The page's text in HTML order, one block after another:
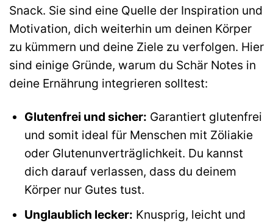
Snack. Sie sind eine Quelle der Inspiration und
Motivation, dich weiterhin um deinen Körper
zu kümmern und deine Ziele zu verfolgen. Hier
sind einige Gründe, warum du Schär Notes in
deine Ernährung integrieren solltest:
Glutenfrei und sicher: Garantiert glutenfrei
und somit ideal für Menschen mit Zöliakie
oder Glutenunverträglichkeit. Du kannst
dich darauf verlassen, dass du deinem
Körper nur Gutes tust.
Unglaublich lecker: Knusprig, leicht und